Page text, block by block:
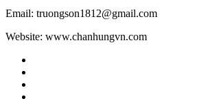
Email: truongson1812@gmail.com
Website: www.chanhungvn.com